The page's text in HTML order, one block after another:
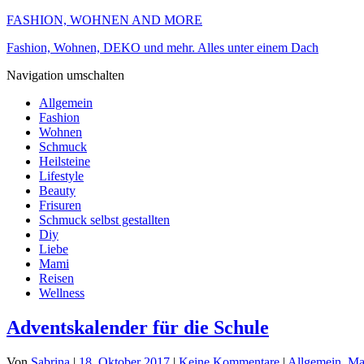
FASHION, WOHNEN AND MORE
Fashion, Wohnen, DEKO und mehr. Alles unter einem Dach
Navigation umschalten
Allgemein
Fashion
Wohnen
Schmuck
Heilsteine
Lifestyle
Beauty
Frisuren
Schmuck selbst gestallten
Diy
Liebe
Mami
Reisen
Wellness
Adventskalender für die Schule